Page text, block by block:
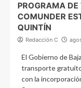
PROGRAMA
COMUNDER
QUINTÍN
Redacción C
El Gobierno de
transporte
con la